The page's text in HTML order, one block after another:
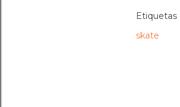
Etiquetas
skate